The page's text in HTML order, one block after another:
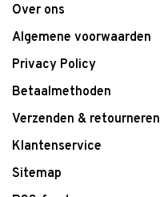
Over ons
Algemene voorwaarden
Privacy Policy
Betaalmethoden
Verzenden & retourneren
Klantenservice
Sitemap